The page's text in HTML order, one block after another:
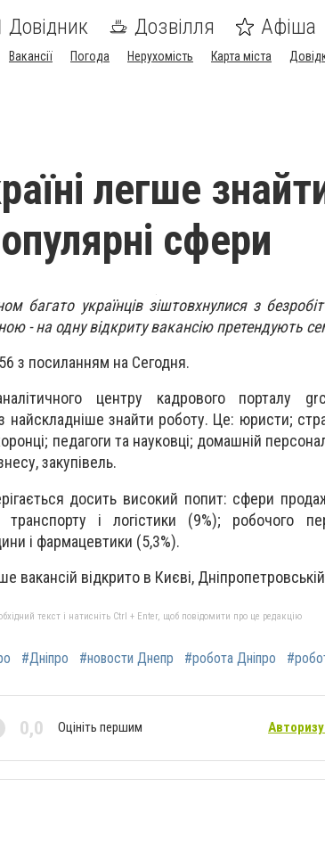
Довідник Дозвілля Афіша
Вакансії Погода Нерухомість Карта міста
легше
сфери
багато українців зіштовхнулися з
- на одну відкриту вакансію претендують
з посиланням на Сегодня.
центру кадрового порталу
найскладніше знайти роботу. Це: юристи;
педагоги та науковці; домашній
закупівель.
досить високий попит: сфери
і логістики (9%); робочого
і фармацевтики (5,3%).
вакансій відкрито в Києві,
текст і натисніть Ctrl + Enter, щоб повідомити про це редакцію
#Дніпро #новости Днепр #робота Дніпро
0,0 Оцініть першим